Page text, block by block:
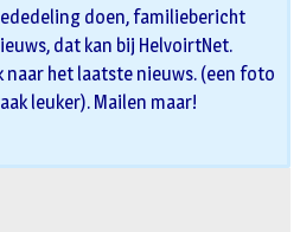
doen, familiebericht
dat kan bij HelvoirtNet.
naar het laatste nieuws. (een foto
leuker). Mailen maar!